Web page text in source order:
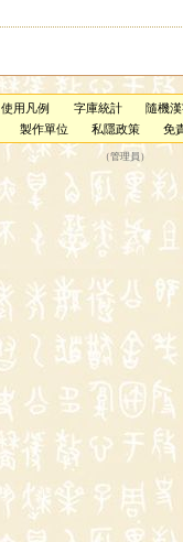
使用凡例 字庫統計 隨機
製作單位 私隱政策 免
（管理員 ）